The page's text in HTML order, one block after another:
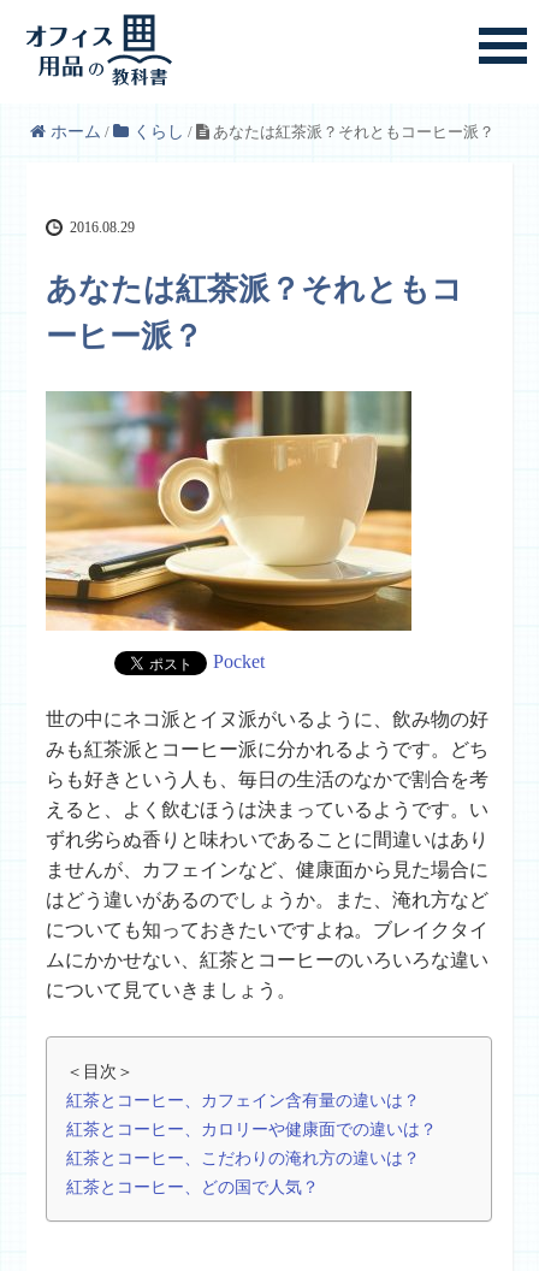
ホーム / くらし / あなたは紅茶派？それともコーヒー派？
2016.08.29
あなたは紅茶派？それともコ
ーヒー派？
Pocket
世の中にネコ派とイヌ派がいるように、飲み物の好
みも紅茶派とコーヒー派に分かれるようです。どち
らも好きという人も、毎日の生活のなかで割合を考
えると、よく飲むほうは決まっているようです。い
ずれ劣らぬ香りと味わいであることに間違いはあり
ませんが、カフェインなど、健康面から見た場合に
はどう違いがあるのでしょうか。また、淹れ方など
についても知っておきたいですよね。ブレイクタイ
ムにかかせない、紅茶とコーヒーのいろいろな違い
について見ていきましょう。
＜目次＞
紅茶とコーヒー、カフェイン含有量の違いは？
紅茶とコーヒー、カロリーや健康面での違いは？
紅茶とコーヒー、こだわりの淹れ方の違いは？
紅茶とコーヒー、どの国で人気？